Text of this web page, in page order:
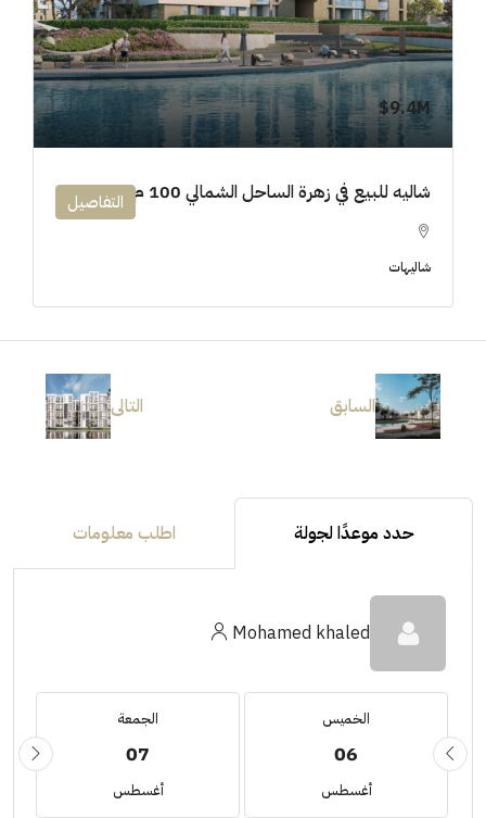
9.4M$
شاليه للبيع في زهرة الساحل الشمالي 100 م
شاليهات
التفاصيل
السابق التالى
حدد موعدًا لجولة اطلب معلومات
Mohamed khaled
الخميس
06
أغسطس
الجمعة
07
أغسطس